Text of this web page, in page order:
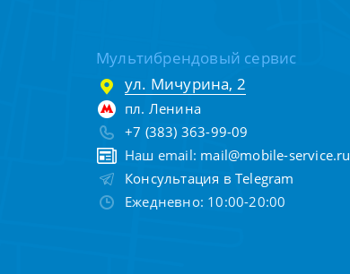
Мультибрендовый сервис
ул. Мичурина, 2
пл. Ленина
+7 (383) 363-99-09
Наш email: mail@mobile-service.ru
Консультация в Telegram
Ежедневно: 10:00-20:00